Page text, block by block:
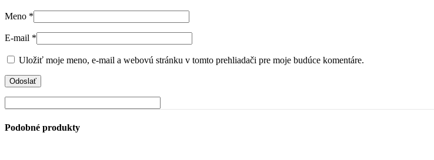
Meno *
E-mail *
Uložiť moje meno, e-mail a webovú stránku v tomto prehliadači pre moje budúce komentáre.
Podobné produkty